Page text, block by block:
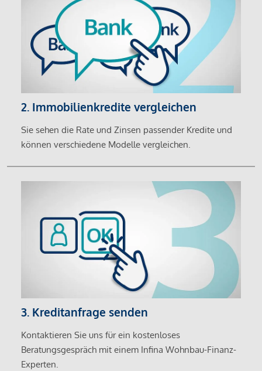
2. Immobilienkredite vergleichen
Sie sehen die Rate und Zinsen passender Kredite und
können verschiedene Modelle vergleichen.
3. Kreditanfrage senden
Kontaktieren Sie uns für ein kostenloses
Beratungsgespräch mit einem Infina Wohnbau-Finanz-
Experten.